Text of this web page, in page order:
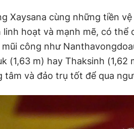
Xaysana cùng những tiền
hoạt và mạnh mẽ, có thể
công như
(1,63 m) hay Thaksinh
tâm và đảo trụ tốt để qua